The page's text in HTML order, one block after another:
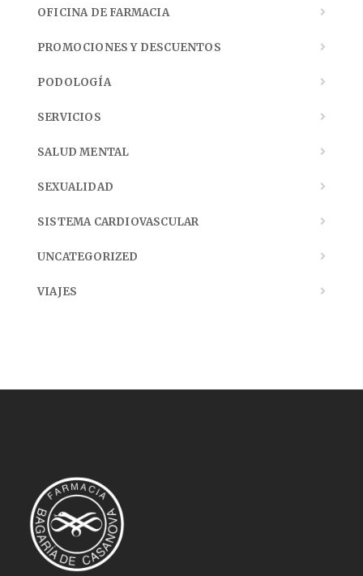
OFICINA DE FARMACIA
PROMOCIONES Y DESCUENTOS
PODOLOGÍA
SERVICIOS
SALUD MENTAL
SEXUALIDAD
SISTEMA CARDIOVASCULAR
UNCATEGORIZED
VIAJES